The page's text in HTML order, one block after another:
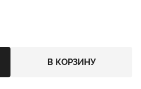
В КОРЗИНУ